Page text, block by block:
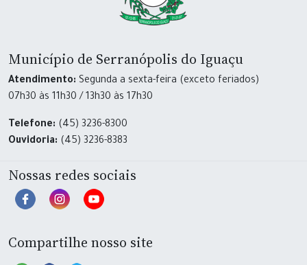
Município de Serranópolis do Iguaçu
Atendimento: Segunda a sexta-feira (exceto feriados)
07h30 às 11h30 / 13h30 às 17h30
Telefone: (45) 3236-8300
Ouvidoria: (45) 3236-8383
Nossas redes sociais
Compartilhe nosso site